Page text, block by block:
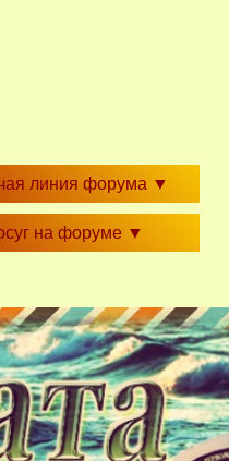
линия форума ▼
на форуме ▼